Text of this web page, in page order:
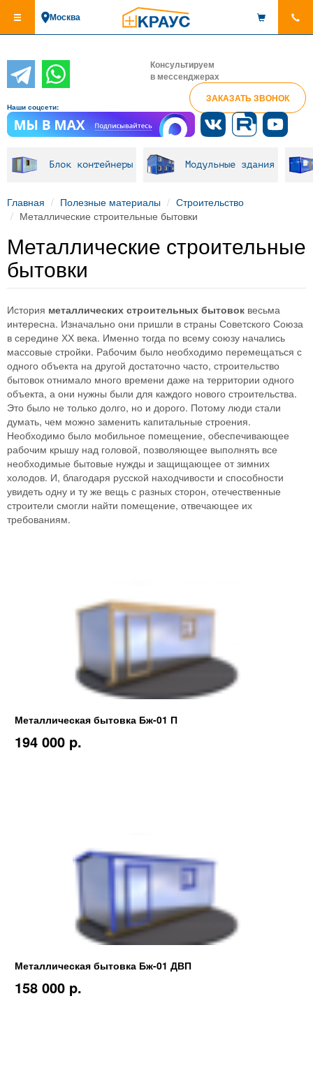
основному
Москва
Консультируем
в мессенджерах
ЗАКАЗАТЬ ЗВОНОК
Наши соцсети:
Блок контейнеры Модульные здания
Главная Полезные материалы
Строительство
Металлические строительные бытовки
Металлические строительные
бытовки
История металлических строительных бытовок весьма
интересна. Изначально они пришли в страны Советского Союза
в середине ХХ века. Именно тогда по всему союзу начались
массовые стройки. Рабочим было необходимо перемещаться с
одного объекта на другой достаточно часто, строительство
бытовок отнимало много времени даже на территории одного
объекта, а они нужны были для каждого нового строительства.
Это было не только долго, но и дорого. Потому люди стали
думать, чем можно заменить капитальные строения.
Необходимо было мобильное помещение, обеспечивающее
рабочим крышу над головой, позволяющее выполнять все
необходимые бытовые нужды и защищающее от зимних
холодов. И, благодаря русской находчивости и способности
увидеть одну и ту же вещь с разных сторон, отечественные
строители смогли найти помещение, отвечающее их
требованиям.
Металлическая бытовка Бж-01 П
194 000 p.
Металлическая бытовка Бж-01 ДВП
158 000 p.